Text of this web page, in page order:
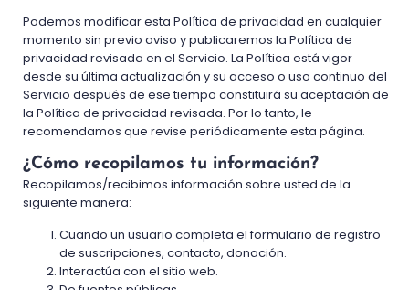
Podemos modificar esta Política de privacidad en cualquier
momento sin previo aviso y publicaremos la Política de
privacidad revisada en el Servicio. La Política está vigor
desde su última actualización y su acceso o uso continuo del
Servicio después de ese tiempo constituirá su aceptación de
la Política de privacidad revisada. Por lo tanto, le
recomendamos que revise periódicamente esta página.
¿Cómo recopilamos tu información?
Recopilamos/recibimos información sobre usted de la
siguiente manera:
Cuando un usuario completa el formulario de registro
de suscripciones, contacto, donación.
Interactúa con el sitio web.